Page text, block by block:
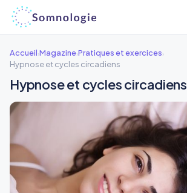
Aller
contenu
Accueil›Magazine›Pratiques et exercices›
Hypnose et cycles circadiens
Hypnose et cycles circadiens